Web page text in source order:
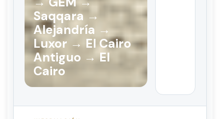
Saqqara →
Alejandría →
Luxor → El Cairo
Antiguo → El
Cairo